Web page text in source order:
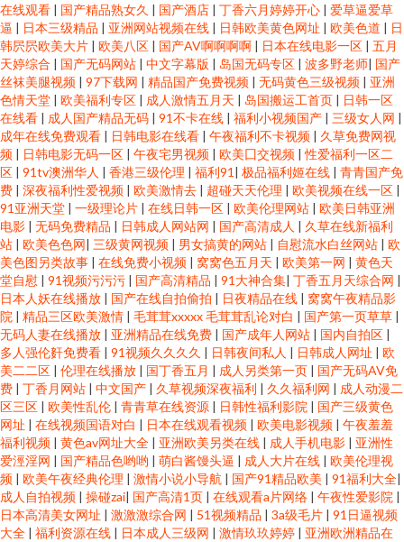
在线观看 | 国产精品熟女久 | 国产酒店 | 丁香六月婷婷开心 | 爱草逼爱草
逼 | 日本三级精品 | 亚洲网站视频在线 | 日韩欧美黄色网址 | 欧美色道 | 日
韩屄屄欧美大片 | 欧美八区 | 国产AV啊啊啊啊 | 日本在线电影一区 | 五月
天婷综合 | 国产无码网站 | 中文字幕版 | 岛国无码专区 | 波多野老师| 国产
丝袜美腿视频 | 97下载网 | 精品国产免费视频 | 无码黄色三级视频 | 亚洲
色情天堂 | 欧美福利专区 | 成人激情五月天 | 岛国搬运工首页 | 日韩一区
在线看 | 成人国产精品无码 | 91不卡在线 | 福利小视频国产 | 三级女人网 |
成年在线免费观看 | 日韩电影在线看 | 午夜福利不卡视频 | 久草免费网视
频 | 日韩电影无码一区 | 午夜宅男视频 | 欧美囗交视频 |性爱福利一区二
区 | 91tv澳洲华人 | 香港三级伦理 | 福利91 | 极品福利姬在线 | 青青国产免
费 | 深夜福利性爱视频 | 欧美激情去 | 超碰天天伦理 | 欧美视频在线一区 |
91亚洲天堂 | 一级理论片 | 在线日韩一区 | 欧美伦理网站 | 欧美日韩亚洲
电影 | 无码免费精品 | 日韩成人网站网 | 国产高清成人 | 久草在线新福利
站 | 欧美色色网| 三级黄网视频 | 男女搞黄的网站 | 自慰流水白丝网站 | 欧
美色图另类故事 | 在线免费小视频 | 窝窝色五月天 | 欧美第一网 | 黄色天
堂自慰 | 91视频污污污 | 国产高清精品 | 91大神合集| 丁香五月天综合网 |
日本人妖在线播放 | 国产在线自拍偷拍 | 日夜精品在线 | 窝窝午夜精品影
院 | 精品三区欧美激情 | 毛茸茸xxxxx 毛茸茸乱论对白 | 国产第一页草草 |
无码人妻在线播放 | 亚洲精品在线免费 | 国产成年人网站 | 国内自拍区 |
多人强伦姧免费看 | 91视频久久久久 | 日韩夜间私人 | 日韩成人网址 | 欧
美二二区 | 伦理在线播放 | 国丁香五月 | 成人另类第一页 | 国产无码AV免
费 | 丁香月网站 | 中文国产 | 久草视频深夜福利 | 久久福利网 | 成人动漫二
区三区 | 欧美性乱伦 | 青青草在线资源 | 日韩性福利影院 | 国产三级黄色
网址 | 在线视频国语对白 | 日本在线观看视频 | 欧美电影视频 | 午夜羞羞
福利视频 | 黄色av网址大全 | 亚洲欧美另类在线 | 成人手机电影 | 亚洲性
爱涇淫网 | 国产精品色哟哟 | 萌白酱馒头逼 | 成人大片在线 | 欧美伦理视
频 | 欧美午夜经典伦理 | 激情小说小导航 | 国产91精品欧美 | 91福利大全|
成人自拍视频 | 操碰zai| 国产高清1页 | 在线观看a片网络 | 午夜性爱影院 |
日本高清美女网址 | 激激激综合网 | 51视频精品 | 3a级毛片 | 91日逼视频
大全 | 福利资源在线 | 日本成人三级网 | 激情玖玖婷婷 | 亚洲欧洲精品在